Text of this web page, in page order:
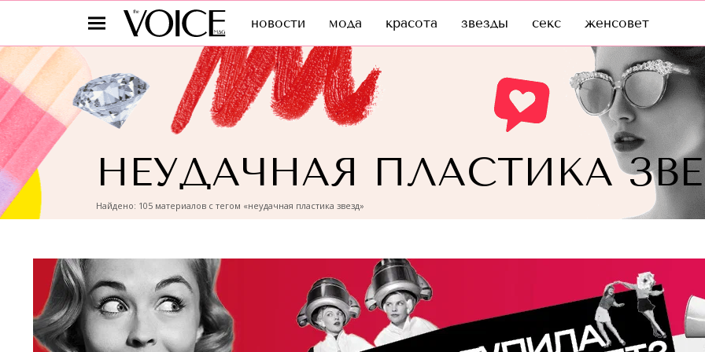
новости мода красота звезды секс женсовет
НЕУДАЧНАЯ ПЛАСТИКА
Найдено: 105 материалов с тегом «неудачная пластика звезд»